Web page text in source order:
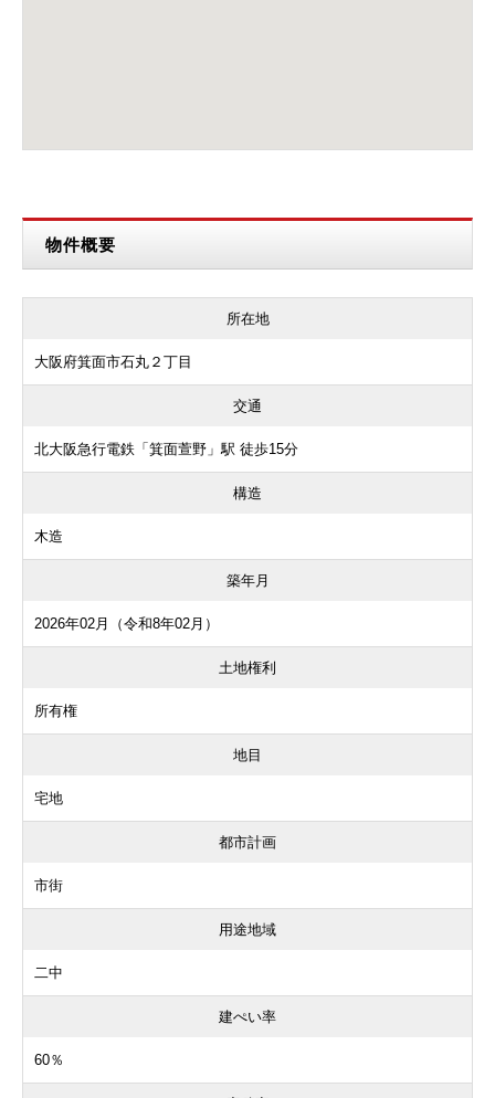
物件概要
所在地
大阪府箕面市石丸２丁目
交通
北大阪急行電鉄「箕面萱野」駅 徒歩15分
構造
木造
築年月
2026年02月（令和8年02月）
土地権利
所有権
地目
宅地
都市計画
市街
用途地域
二中
建ぺい率
60％